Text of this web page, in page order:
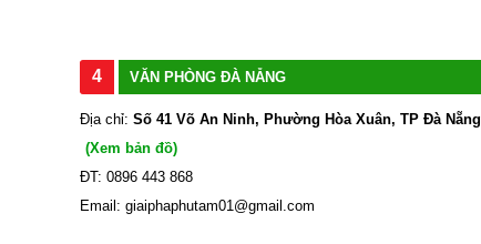
4 VĂN PHÒNG ĐÀ NẴNG
Địa chỉ: Số 41 Võ An Ninh, Phường Hòa Xuân, TP Đà Nẵng
(Xem bản đồ)
ĐT: 0896 443 868
Email: giaiphaphutam01@gmail.com